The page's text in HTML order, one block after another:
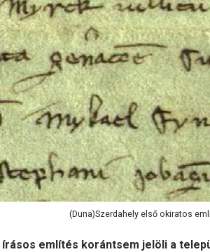
(Duna)Szerdahely első okiratos
említés korántsem jelöli a